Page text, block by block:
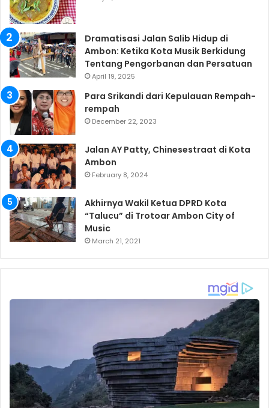
Dramatisasi Jalan Salib Hidup di
Ambon: Ketika Kota Musik Berkidung
Tentang Pengorbanan dan Persatuan
April 19, 2025
Para Srikandi dari Kepulauan Rempah-
rempah
December 22, 2023
Jalan AY Patty, Chinesestraat di Kota
Ambon
February 8, 2024
Akhirnya Wakil Ketua DPRD Kota
“Talucu” di Trotoar Ambon City of
Music
March 21, 2021